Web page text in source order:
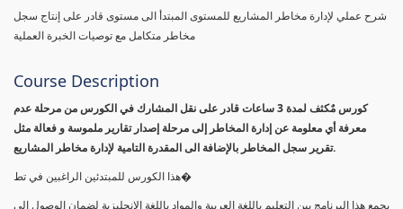
شرح عملي لإدارة مخاطر المشاريع للمستوى المبتدأ الى مستوى قادر على إنتاج سجل
مخاطر متكامل مع توصيات الخبرة العملية
Course Description
كورس مٌكثف لمدة 3 ساعات قادر على نقل المشارك في الكورس من مرحلة عدم
معرفة أي معلومة عن إدارة المخاطر إلى مرحلة إصدار تقارير ملموسة و فعالة مثل
تقرير سجل المخاطر بالإضافة الى المقدرة التامية لإدارة مخاطر المشاريع.
هذا الكورس للمبتدئين الراغبين في تط�
يجمع هذا البرنامج بين التعليم باللغة العربية والمواد باللغة الإنجليزية لضمان الوصول إلى